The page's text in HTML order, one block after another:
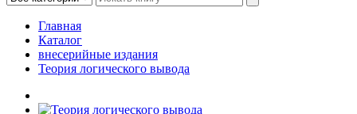
Главная
Каталог
внесерийные издания
Теория логического вывода